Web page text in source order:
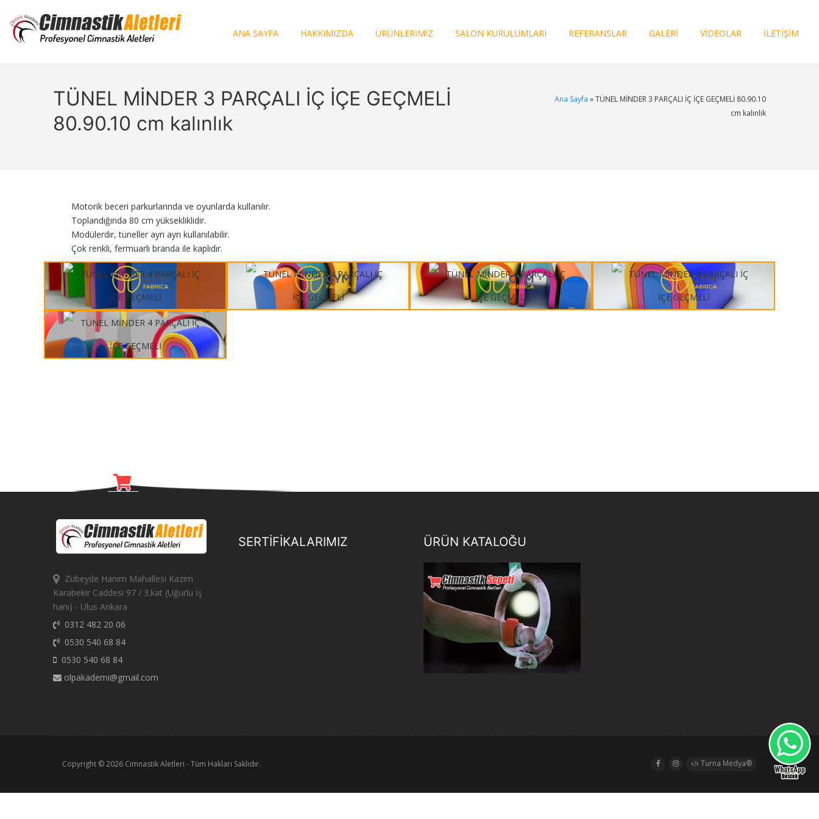
ANA SAYFA HAKKIMIZDA ÜRÜNLERİMİZ SALON KURULUMLARI REFERANSLAR GALERİ VİDEOLAR İLETİŞİM
TÜNEL MİNDER 3 PARÇALI İÇ İÇE GEÇMELİ
80.90.10 cm kalınlık
Ana Sayfa » TÜNEL MİNDER 3 PARÇALI İÇ İÇE GEÇMELİ 80.90.10
cm kalınlık
Motorik beceri parkurlarında ve oyunlarda kullanılır.
Toplandığında 80 cm yüksekliklidir.
Modülerdir, tüneller ayrı ayrı kullanılabilir.
Çok renkli, fermuarlı branda ile kaplıdır.
Zübeyde Hanım Mahallesi Kazım
Karabekir Caddesi 97 / 3.kat (Uğurlu İş
hanı) - Ulus Ankara
0312 482 20 06
0530 540 68 84
0530 540 68 84
olpakademi@gmail.com
SERTİFİKALARIMIZ ÜRÜN KATALOĞU
Copyright © 2026 Cimnastik Aletleri - Tüm Hakları Saklıdır. Turna Medya®